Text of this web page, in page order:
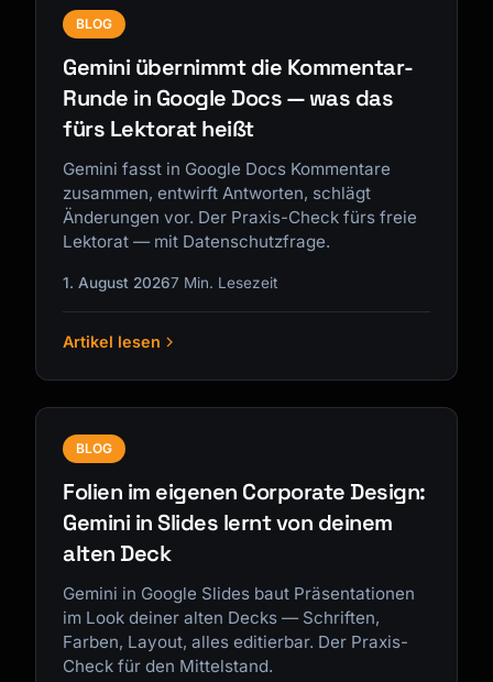
BLOG
Gemini übernimmt die Kommentar-
Runde in Google Docs — was das
fürs Lektorat heißt
Gemini fasst in Google Docs Kommentare
zusammen, entwirft Antworten, schlägt
Änderungen vor. Der Praxis-Check fürs freie
Lektorat — mit Datenschutzfrage.
1. August 20267 Min. Lesezeit
Artikel lesen
BLOG
Folien im eigenen Corporate Design:
Gemini in Slides lernt von deinem
alten Deck
Gemini in Google Slides baut Präsentationen
im Look deiner alten Decks — Schriften,
Farben, Layout, alles editierbar. Der Praxis-
Check für den Mittelstand.